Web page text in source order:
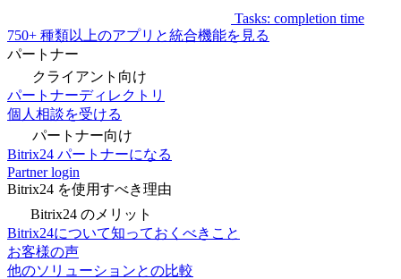
Tasks: completion time
750+ 種類以上のアプリと統合機能を見る
パートナー
クライアント向け
パートナーディレクトリ
個人相談を受ける
パートナー向け
Bitrix24 パートナーになる
Partner login
Bitrix24 を使用すべき理由
Bitrix24 のメリット
Bitrix24について知っておくべきこと
お客様の声
他のソリューションとの比較